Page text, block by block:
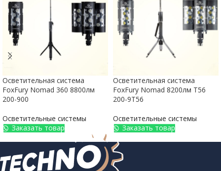
Осветительная система
FoxFury Nomad 360 8800лм
200-900
Осветительные системы
Заказать товар
Осветительная система
FoxFury Nomad 8200лм T56
200-9T56
Осветительные системы
Заказать товар